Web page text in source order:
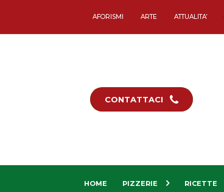
AFORISMI ARTE ATTUALITA’
CONTATTACI
HOME PIZZERIE RICETTE